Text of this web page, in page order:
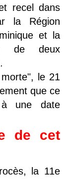
recel dans
la Région
et la
de deux
le 21
que ce
une date
de cet
la 11e